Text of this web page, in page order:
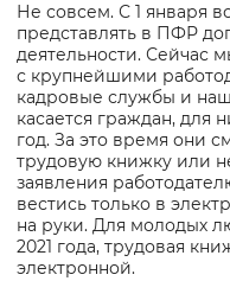
Не совсем. С 1 января
представлять в ПФР
деятельности. Сейчас
с крупнейшими
кадровые службы и
касается граждан, для
год. За это время они
трудовую книжку или
заявления
вестись только в
на руки. Для молодых
2021 года, трудовая
электронной.